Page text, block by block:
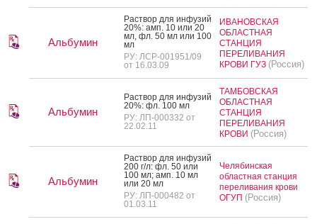
Альбумин
Рас­твор для ин­фу­зий
20%: амп. 10 или 20
мл, фл. 50 мл или 100
мл
РУ: ЛСР-001951/09
от 16.03.09
ИВАНОВСКАЯ
ОБЛАСТНАЯ
СТАНЦИЯ
ПЕРЕЛИВАНИЯ
КРОВИ ГУЗ (Россия)
Альбумин
Рас­твор для ин­фу­зий
20%: фл. 100 мл
РУ: ЛП-000332 от
22.02.11
ТАМБОВСКАЯ
ОБЛАСТНАЯ
СТАНЦИЯ
ПЕРЕЛИВАНИЯ
КРОВИ (Россия)
Альбумин
Рас­твор для ин­фу­зий
200 г/л: фл. 50 или
100 мл; амп. 10 мл
или 20 мл
РУ: ЛП-000482 от
01.03.11
Челябинская
областная станция
переливания крови
ОГУП (Россия)